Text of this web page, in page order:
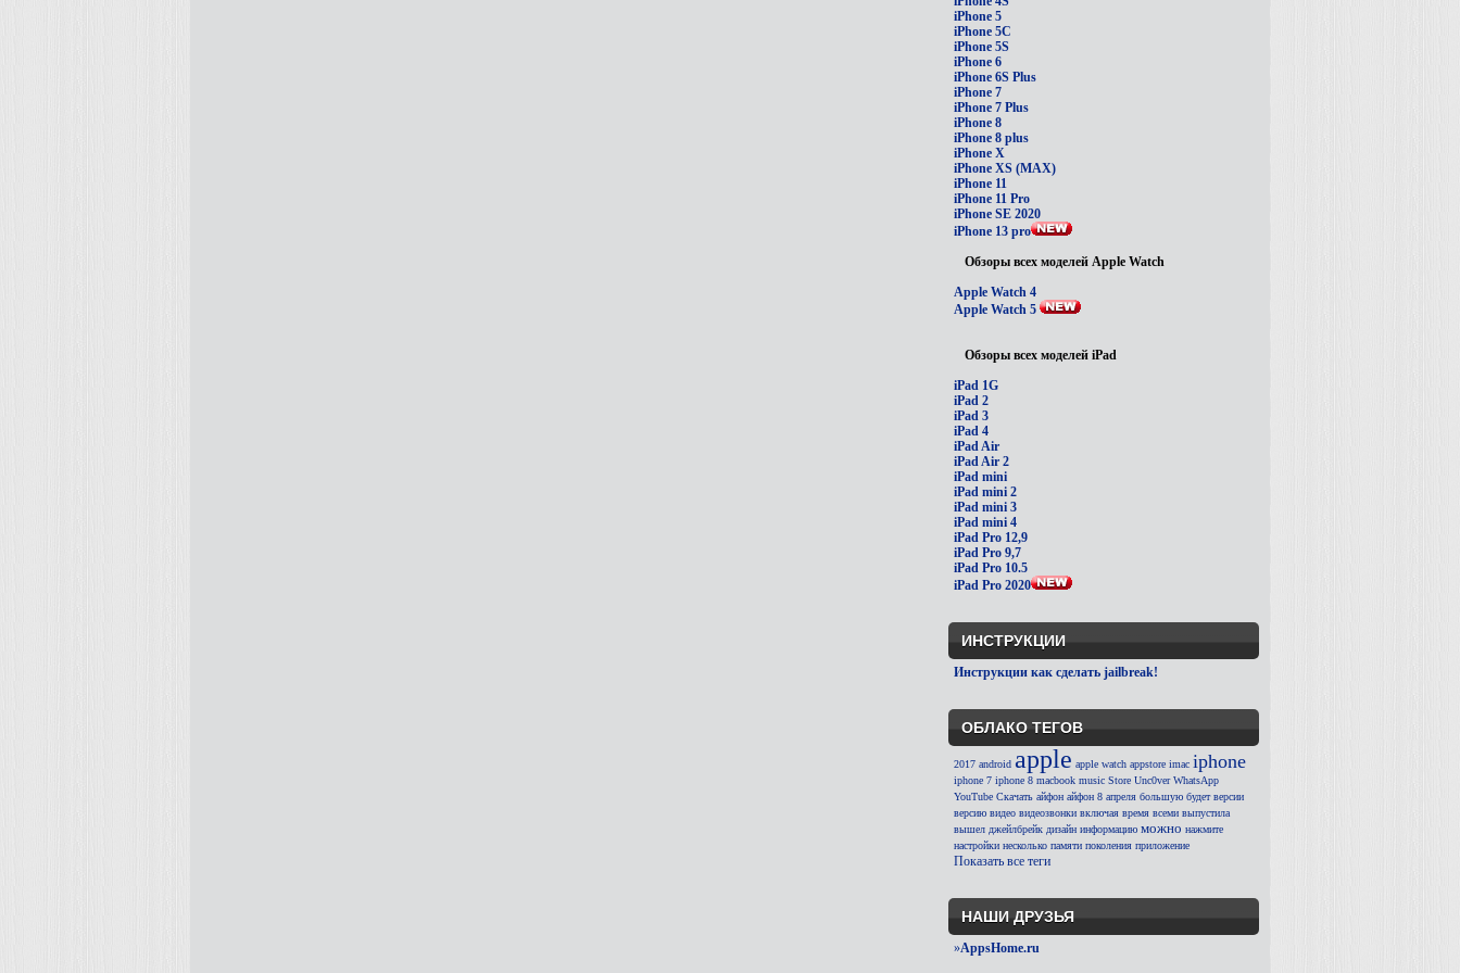
iPhone 5
iPhone 5C
iPhone 5S
iPhone 6
iPhone 6S Plus
iPhone 7
iPhone 7 Plus
iPhone 8
iPhone 8 plus
iPhone X
iPhone XS (MAX)
iPhone 11
iPhone 11 Pro
iPhone SE 2020
iPhone 13 pro
Обзоры всех моделей Apple Watch
Apple Watch 4
Apple Watch 5
Обзоры всех моделей iPad
iPad 1G
iPad 2
iPad 3
iPad 4
iPad Air
iPad Air 2
iPad mini
iPad mini 2
iPad mini 3
iPad mini 4
iPad Pro 12,9
iPad Pro 9,7
iPad Pro 10.5
iPad Pro 2020
ИНСТРУКЦИИ
Инструкции как сделать jailbreak!
ОБЛАКО ТЕГОВ
2017 android apple apple watch appstore imac iphone
iphone 7 iphone 8 macbook music Store Unc0ver WhatsApp
YouTube Скачать айфон айфон 8 апреля большую будет версии
версию видео видеозвонки включая время всеми выпустила
вышел джейлбрейк дизайн информацию можно нажмите
настройки несколько памяти поколения приложение
Показать все теги
НАШИ ДРУЗЬЯ
»AppsHome.ru